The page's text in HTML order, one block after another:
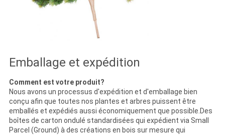
Emballage et expédition
Comment est votre produit?
Nous avons un processus d'expédition et d'emballage bien
conçu afin que toutes nos plantes et arbres puissent être
emballés et expédiés aussi économiquement que possible.Des
boîtes de carton ondulé standardisées qui expédient via Small
Parcel (Ground) à des créations en bois sur mesure qui